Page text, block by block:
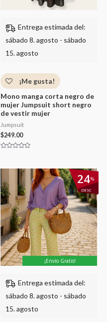
Entrega estimada del:
sábado 8. agosto - sábado
15. agosto
¡Me gusta!
Mono manga corta negro de
mujer Jumpsuit short negro
de vestir mujer
Jumpsuit
$249.00
de
%
DESC
24
¡Envío Gratis!
Entrega estimada del:
sábado 8. agosto - sábado
15. agosto
El
precio
original
era:
$999.00.
El
precio
actual
$762.00.